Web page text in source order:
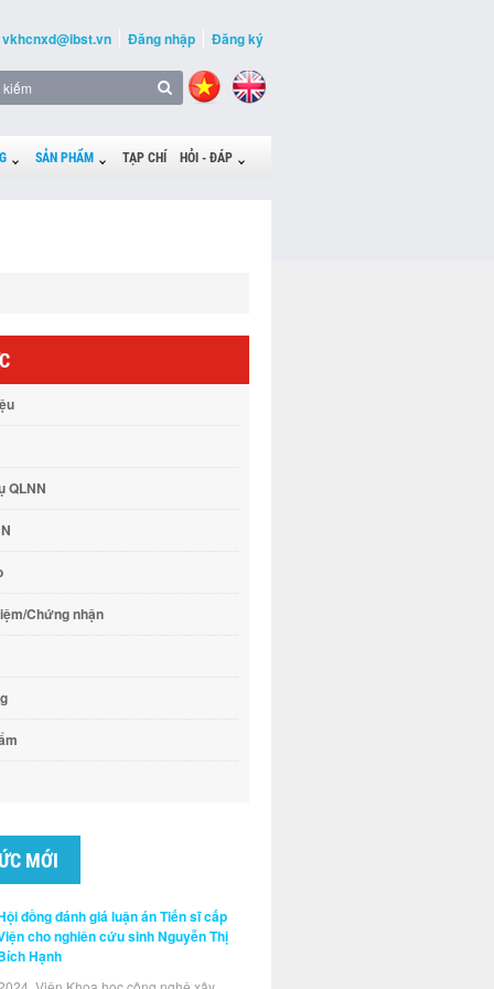
vkhcnxd@ibst.vn Đăng nhập Đăng ký
SẢN PHẨM TẠP CHÍ HỎI - ĐÁP
QLNN
Chứng nhận
MỚI
đồng đánh giá luận án Tiến sĩ cấp
cho nghiên cứu sinh Nguyễn Thị
Hạnh